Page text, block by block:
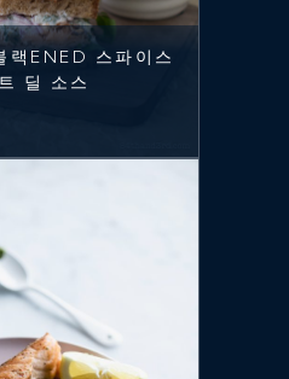
랙ENED 스파이스
딜 소스